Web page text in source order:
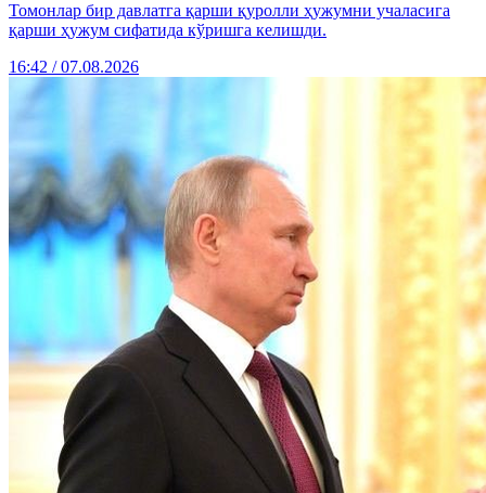
Томонлар бир давлатга қарши қуролли ҳужумни учаласига
қарши ҳужум сифатида кўришга келишди.
16:42 / 07.08.2026